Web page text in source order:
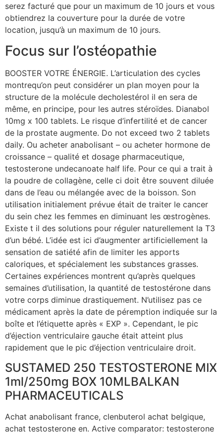
serez facturé que pour un maximum de 10 jours et vous
obtiendrez la couverture pour la durée de votre
location, jusqu’à un maximum de 10 jours.
Focus sur l’ostéopathie
BOOSTER VOTRE ÉNERGIE. L’articulation des cycles
montrequ’on peut considérer un plan moyen pour la
structure de la molécule decholestérol il en sera de
même, en principe, pour les autres stéroïdes. Dianabol
10mg x 100 tablets. Le risque d’infertilité et de cancer
de la prostate augmente. Do not exceed two 2 tablets
daily. Ou acheter anabolisant – ou acheter hormone de
croissance – qualité et dosage pharmaceutique,
testosterone undecanoate half life. Pour ce qui a trait à
la poudre de collagène, celle ci doit être souvent diluée
dans de l’eau ou mélangée avec de la boisson. Son
utilisation initialement prévue était de traiter le cancer
du sein chez les femmes en diminuant les œstrogènes.
Existe t il des solutions pour réguler naturellement la T3
d’un bébé. L’idée est ici d’augmenter artificiellement la
sensation de satiété afin de limiter les apports
caloriques, et spécialement les substances grasses.
Certaines expériences montrent qu’après quelques
semaines d’utilisation, la quantité de testostérone dans
votre corps diminue drastiquement. N’utilisez pas ce
médicament après la date de péremption indiquée sur la
boîte et l’étiquette après « EXP ». Cependant, le pic
d’éjection ventriculaire gauche était atteint plus
rapidement que le pic d’éjection ventriculaire droit.
SUSTAMED 250 TESTOSTERONE MIX
1ml/250mg BOX 10MLBALKAN
PHARMACEUTICALS
Achat anabolisant france, clenbuterol achat belgique,
achat testosterone en. Active comparator: testosterone